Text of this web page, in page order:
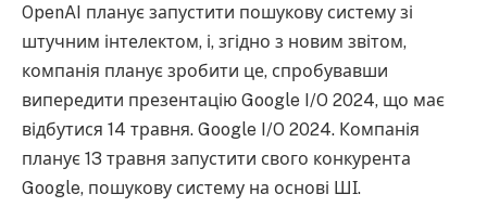
OpenAI планує запустити пошукову систему зі
штучним інтелектом, і, згідно з новим звітом,
компанія планує зробити це, спробувавши
випередити презентацію Google I/O 2024, що має
відбутися 14 травня. Google I/O 2024. Компанія
планує 13 травня запустити свого конкурента
Google, пошукову систему на основі ШІ.